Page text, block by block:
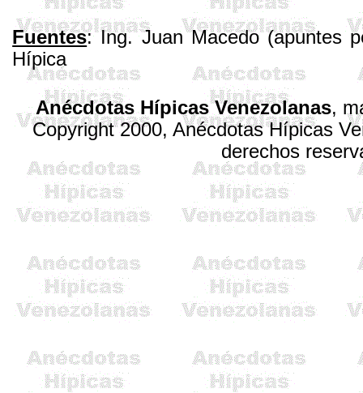
Fuentes: Ing. Juan Macedo (apuntes
Hípica
Anécdotas Hípicas Venezolanas,
Copyright 2000, Anécdotas Hípicas
derechos